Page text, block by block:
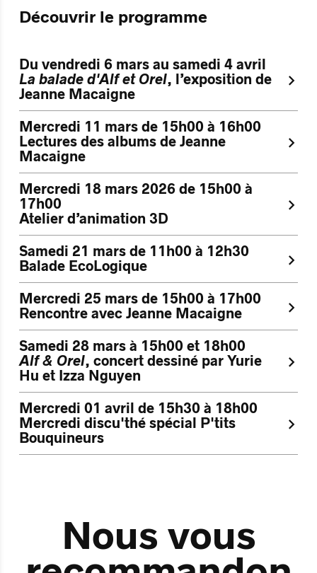
Découvrir le programme
Du vendredi 6 mars au samedi 4 avril
La balade d'Alf et Orel, l’exposition de
Jeanne Macaigne
Mercredi 11 mars de 15h00 à 16h00
Lectures des albums de Jeanne
Macaigne
Mercredi 18 mars 2026 de 15h00 à
17h00
Atelier d’animation 3D
Samedi 21 mars de 11h00 à 12h30
Balade EcoLogique
Mercredi 25 mars de 15h00 à 17h00
Rencontre avec Jeanne Macaigne
Samedi 28 mars à 15h00 et 18h00
Alf & Orel, concert dessiné par Yurie
Hu et Izza Nguyen
Mercredi 01 avril de 15h30 à 18h00
Mercredi discu'thé spécial P'tits
Bouquineurs
Nous vous